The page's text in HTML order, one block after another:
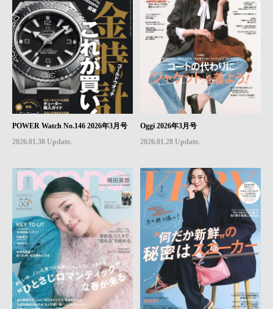
POWER Watch No.146 2026年3月号
2026.01.30 Update.
Oggi 2026年3月号
2026.01.28 Update.